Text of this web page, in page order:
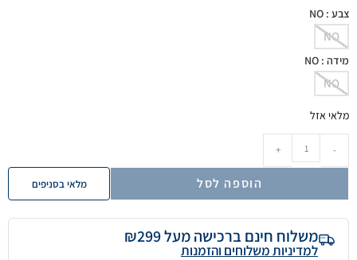
צבע : NO
NO
מידה : NO
NO
מלאי אזל
-
+
הוספה לסל מלאי בסניפים
משלוח חינם ברכישה מעל ₪299
למדיניות משלוחים והזמנות